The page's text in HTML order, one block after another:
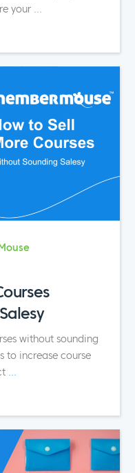
your ...
without sounding
to increase course
...